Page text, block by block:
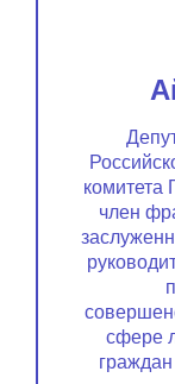
комитета
член
сфере